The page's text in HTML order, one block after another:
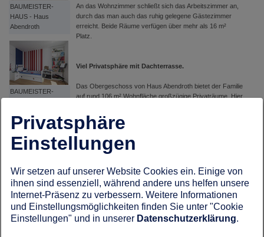
BAUMEISTER-
HAUS - Haus
Abendroth
BAUMEISTER-
BAUMEISTER-
HAUS - Haus
Abendroth
An das Wohnzimmer schließt sich das Arbeitszimmer an,
durch das man auch das ruhig gelegene Gästezimmer
erreicht. Beide Räume verfügen über mehr als 16 m²
Platz.
Viel Privatsphäre mit Dachterrasse.
Das Obergeschoss von Haus Abendroth bietet der Familie
auf rund 106 m² Wohnfläche großzügige Privaträume. Hier
gleich große Kinderzimmer, ein weiteres Arbeitszimmer, ein
Bad mit Badewanne sowie Dusche und in das
Elternschlafzimmer. Dieses verfügt über einen separaten
Ankleidebereich sowie – dank der gestaffelten Bauweise –
über eine attraktive, überdachte Dachterrasse.
Bauweise:
Massiv Stein auf Stein
Wohnfläche gesamt:
265,1 m²
Privatsphäre
Einstellungen
Wir setzen auf unserer Website Cookies ein. Einige von
ihnen sind essenziell, während andere uns helfen unsere
Internet-Präsenz zu verbessern. Weitere Informationen
und Einstellungsmöglichkeiten finden Sie unter "Cookie
Einstellungen" und in unserer Datenschutzerklärung.